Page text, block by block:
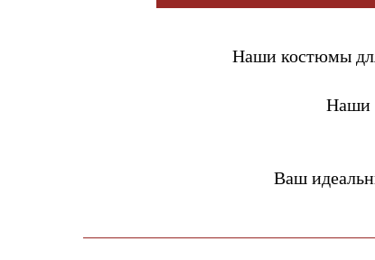
Наши костюмы
Наши
Ваш